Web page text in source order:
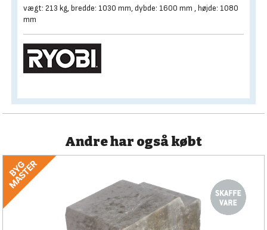
vægt: 213 kg, bredde: 1030 mm, dybde: 1600 mm , højde: 1080
mm
Andre har også købt